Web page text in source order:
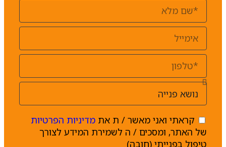
קראתי ואני מאשר / ת אתמדיניות הפרטיות
של האתר, ומסכים / ה לשמירת המידע לצורך
טיפול בפנייתי (חובה)